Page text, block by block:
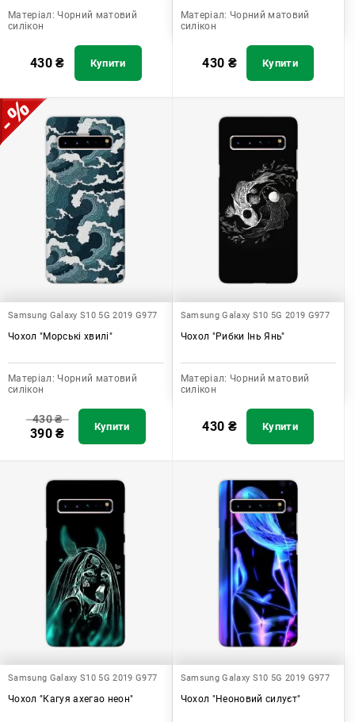
Матеріал: Чорний матовий
силікон
430₴ Купити
Матеріал: Чорний матовий
силікон
430 ₴ Купити
Samsung Galaxy S10 5G 2019 G977
Чохол "Морські хвилі"
Матеріал: Чорний матовий
силікон
430₴
390₴ Купити
Samsung Galaxy S10 5G 2019 G977
Чохол "Рибки Інь Янь"
Матеріал: Чорний матовий
силікон
430 ₴ Купити
Samsung Galaxy S10 5G 2019 G977
Чохол "Кагуя ахегао неон"
Samsung Galaxy S10 5G 2019 G977
Чохол "Неоновий силуєт"